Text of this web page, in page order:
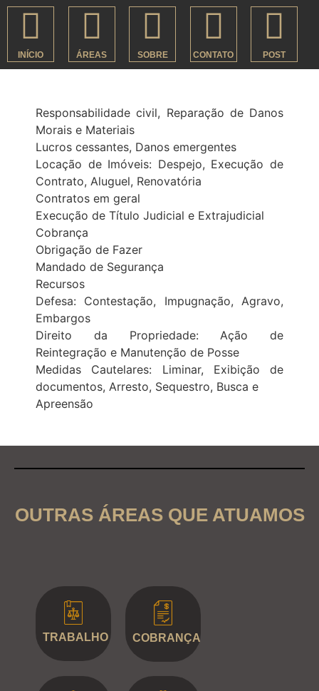
INÍCIO ÁREAS SOBRE CONTATO POST
Responsabilidade civil, Reparação de Danos
Morais e Materiais
Lucros cessantes, Danos emergentes
Locação de Imóveis: Despejo, Execução de
Contrato, Aluguel, Renovatória
Contratos em geral
Execução de Título Judicial e Extrajudicial
Cobrança
Obrigação de Fazer
Mandado de Segurança
Recursos
Defesa: Contestação, Impugnação, Agravo,
Embargos
Direito da Propriedade: Ação de
Reintegração e Manutenção de Posse
Medidas Cautelares: Liminar, Exibição de
documentos, Arresto, Sequestro, Busca e
Apreensão
OUTRAS ÁREAS QUE ATUAMOS
TRABALHO COBRANÇA